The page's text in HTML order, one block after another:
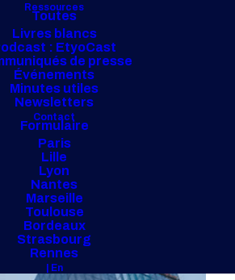
Ressources
Toutes
Livres blancs
: EtyoCast
de presse
Événements
Minutes utiles
Newsletters
Contact
Formulaire
Paris
Lille
Lyon
Nantes
Marseille
Toulouse
Bordeaux
Strasbourg
Rennes
| En